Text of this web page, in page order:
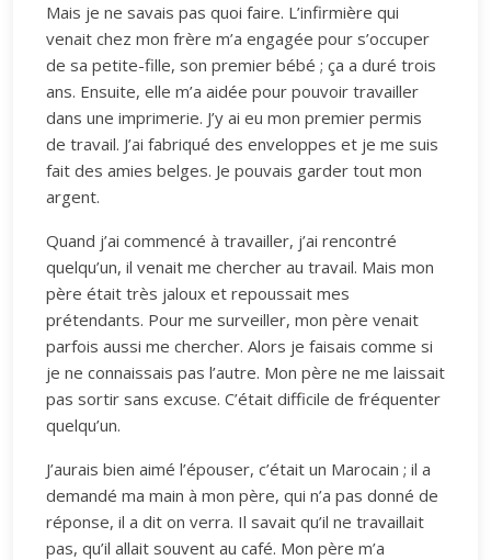
Mais je ne savais pas quoi faire. L’infirmière qui
venait chez mon frère m’a engagée pour s’occuper
de sa petite-fille, son premier bébé ; ça a duré trois
ans. Ensuite, elle m’a aidée pour pouvoir travailler
dans une imprimerie. J’y ai eu mon premier permis
de travail. J’ai fabriqué des enveloppes et je me suis
fait des amies belges. Je pouvais garder tout mon
argent.
Quand j’ai commencé à travailler, j’ai rencontré
quelqu’un, il venait me chercher au travail. Mais mon
père était très jaloux et repoussait mes
prétendants. Pour me surveiller, mon père venait
parfois aussi me chercher. Alors je faisais comme si
je ne connaissais pas l’autre. Mon père ne me laissait
pas sortir sans excuse. C’était difficile de fréquenter
quelqu’un.
J’aurais bien aimé l’épouser, c’était un Marocain ; il a
demandé ma main à mon père, qui n’a pas donné de
réponse, il a dit on verra. Il savait qu’il ne travaillait
pas, qu’il allait souvent au café. Mon père m’a